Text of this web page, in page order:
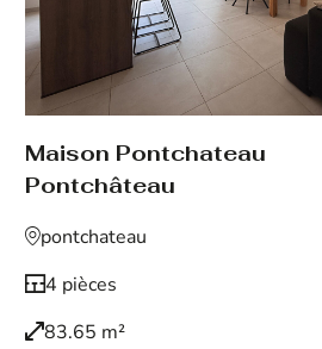
Maison Pontchateau
Pontchâteau
pontchateau
4 pièces
83.65 m²